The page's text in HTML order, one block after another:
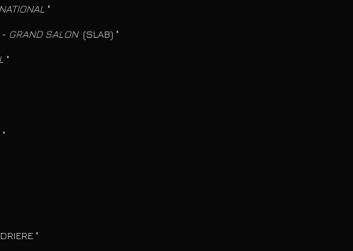
"
GRAND SALON(SLAB) "
"
"
"